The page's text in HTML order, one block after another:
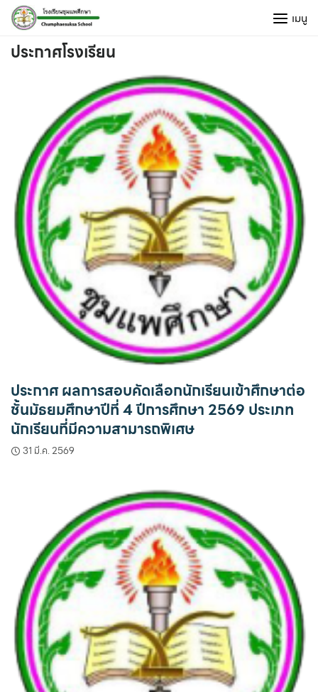
Skip
content
เมนู
ประกาศโรงเรียน
ประกาศ ผลการสอบคัดเลือกนักเรียนเข้าศึกษาต่อ
ชั้นมัธยมศึกษาปีที่ 4 ปีการศึกษา 2569 ประเภท
นักเรียนที่มีความสามารถพิเศษ
31 มี.ค. 2569